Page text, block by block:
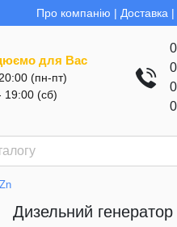
Про компанію | Доставка |
для Вас
(пн-пт)
19:00 (сб)
Дизельний